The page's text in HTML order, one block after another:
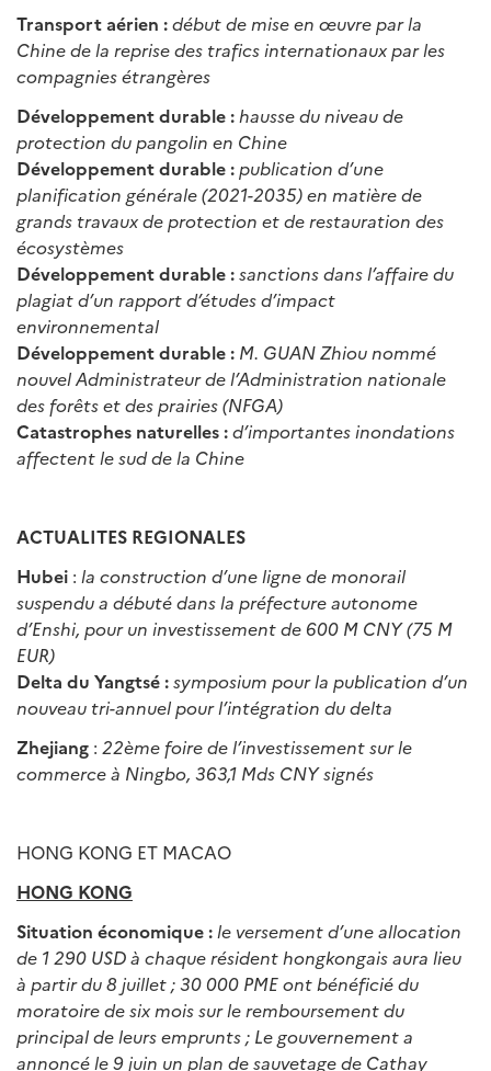
Transport aérien :début de mise en œuvre par la
Chine de la reprise des trafics internationaux par les
compagnies étrangères
Développement durable : hausse du niveau de
protection du pangolin en Chine
Développement durable : publication d’une
planification générale (2021-2035) en matière de
grands travaux de protection et de restauration des
écosystèmes
Développement durable :sanctions dans l’affaire du
plagiat d’un rapport d’études d’impact
environnemental
Développement durable : M. GUAN Zhiou nommé
nouvel Administrateur de l’Administration nationale
des forêts et des prairies (NFGA)
Catastrophes naturelles :d’importantes inondations
affectent le sud de la Chine
ACTUALITES REGIONALES
Hubei : la construction d’une ligne de monorail
suspendu a débutédans la préfecture autonome
d’Enshi, pour un investissement de 600 M CNY (75 M
EUR)
Delta du Yangtsé :symposium pour la publication d’un
nouveau tri-annuel pour l’intégration du delta
Zhejiang : 22ème foire de l’investissement sur le
commerceà Ningbo, 363,1 Mds CNY signés
HONG KONG ET MACAO
HONG KONG
Situation économique : le versement d’une allocation
de 1 290 USD à chaque résident hongkongais aura lieu
à partir du 8 juillet ; 30 000 PME ont bénéficié du
moratoire de six mois sur le remboursement du
principal de leurs emprunts ; Le gouvernement a
annoncé le 9 juin un plan de sauvetage de Cathay